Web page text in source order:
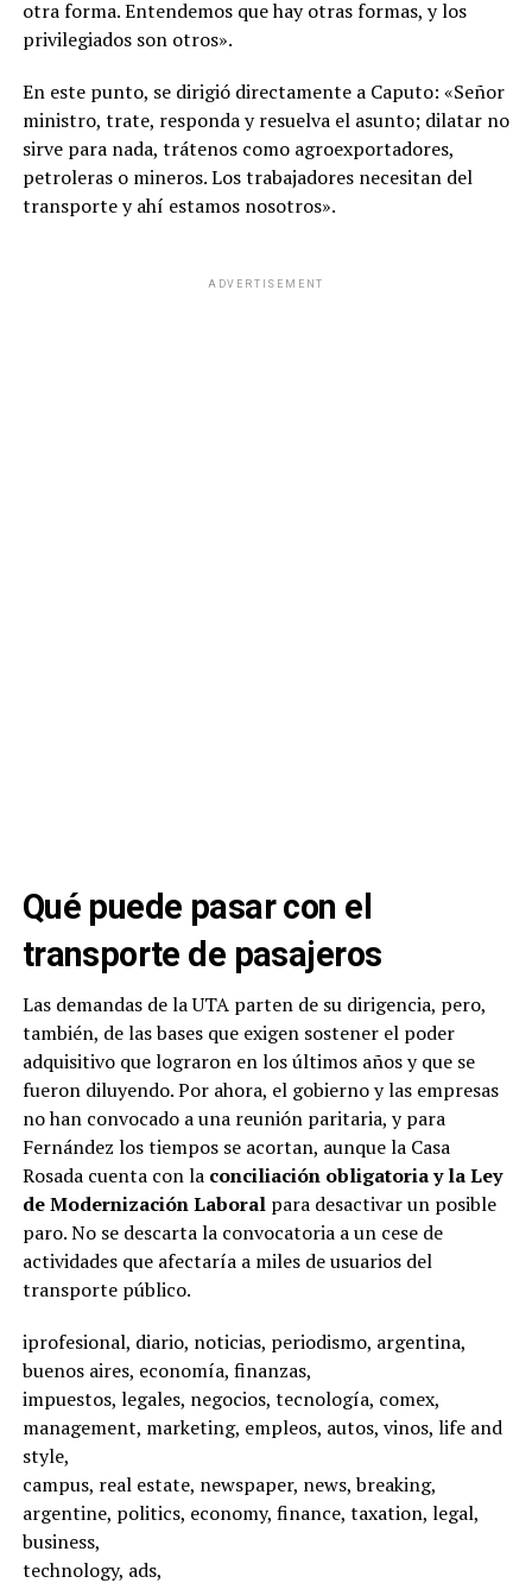
otra forma. Entendemos que hay otras formas, y los
privilegiados son otros».
En este punto, se dirigió directamente a Caputo: «Señor
ministro, trate, responda y resuelva el asunto; dilatar no
sirve para nada, trátenos como agroexportadores,
petroleras o mineros. Los trabajadores necesitan del
transporte y ahí estamos nosotros».
ADVERTISEMENT
Qué puede pasar con el
transporte de pasajeros
Las demandas de la UTA parten de su dirigencia, pero,
también, de las bases que exigen sostener el poder
adquisitivo que lograron en los últimos años y que se
fueron diluyendo.Por ahora, el gobierno y las empresas
no han convocado a una reunión paritaria, y para
Fernández los tiempos se acortan, aunque la Casa
Rosada cuenta con la conciliación obligatoria y la Ley
de Modernización Laboralpara desactivar un posible
paro.No se descarta la convocatoria a un cese de
actividades que afectaría a miles de usuarios del
transporte público.
iprofesional, diario, noticias, periodismo, argentina,
buenos aires, economía, finanzas,
impuestos, legales, negocios, tecnología, comex,
management, marketing, empleos, autos, vinos, life and
style,
campus, real estate, newspaper, news, breaking,
argentine, politics, economy, finance, taxation, legal,
business,
technology, ads,